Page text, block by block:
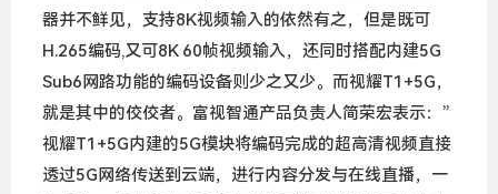
器并不鲜见，支持8K视频输入的依然有之，但是既可
H.265编码,又可8K 60帧视频输入，还同时搭配内建5G
Sub6网路功能的编码设备则少之又少。而视耀T1+5G，
就是其中的佼佼者。富视智通产品负责人简荣宏表示：”
视耀T1+5G内建的5G模块将编码完成的超高清视频直接
透过5G网络传送到云端，进行内容分发与在线直播，一